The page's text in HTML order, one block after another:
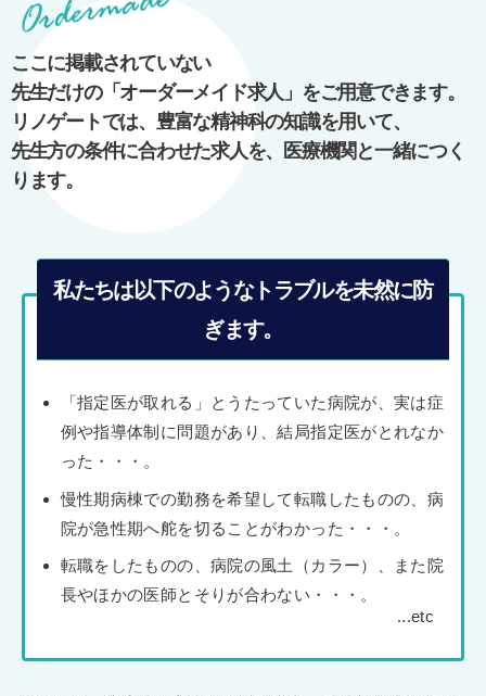
ゲ
シ
ョ
ン
ここに掲載されていない
先生だけの「オーダーメイド求人」をご用意できます。
リノゲートでは、豊富な精神科の知識を用いて、
先生方の条件に合わせた求人を、医療機関と一緒につく
ります。
私たちは以下のようなトラブルを未然に防
ぎます。
「指定医が取れる」とうたっていた病院が、実は症
例や指導体制に問題があり、結局指定医がとれなか
った・・・。
慢性期病棟での勤務を希望して転職したものの、病
院が急性期へ舵を切ることがわかった・・・。
転職をしたものの、病院の風土（カラー）、また院
長やほかの医師とそりが合わない・・・。